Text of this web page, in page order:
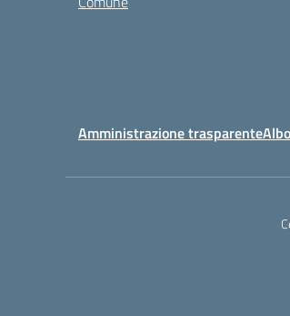
Amministrazione trasparente